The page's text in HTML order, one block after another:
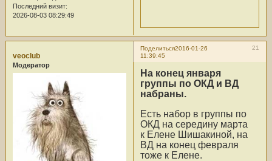
Последний визит:
2026-08-03 08:29:49
Поделиться 21
2016-01-26
11:39:45
veoclub
Модератор
На конец января
группы по ОКД и ВД
набраны.
Есть набор в группы по
ОКД на середину марта
к Елене Шишакиной, на
ВД на конец февраля
тоже к Елене.